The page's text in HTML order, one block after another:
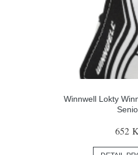
Winnwell Lokty
652